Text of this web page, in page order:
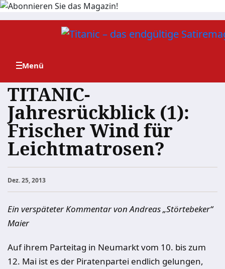
Zum
TITANIC-
Jahresrückblick (1):
Frischer Wind für
Leichtmatrosen?
Dez. 25, 2013
Ein verspäteter Kommentar von Andreas „Störtebeker“
Maier
Auf ihrem Parteitag in Neumarkt vom 10. bis zum
12. Mai ist es der Piratenpartei endlich gelungen,